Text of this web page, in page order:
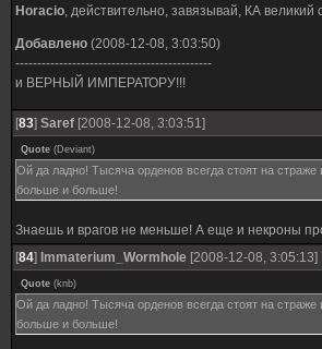
Horacio, действительно, завязывай, КА великий
Добавлено (2008-12-08, 3:03:50)
---------------------------------------------
и ВЕРНЫЙ ИМПЕРАТОРУ!!!
[83] Saref [2008-12-08, 3:03:51]
Quote (Deviant)
Ой да ладно! Тысяча орденов всегда стоят на
больше и больше!
Знаешь и врагов не меньше! А еще и некроны
[84] Immaterium_Wormhole [2008-12-08, 3:05:13]
Quote (knb)
Ой да ладно! Тысяча орденов всегда стоят на
больше и больше!